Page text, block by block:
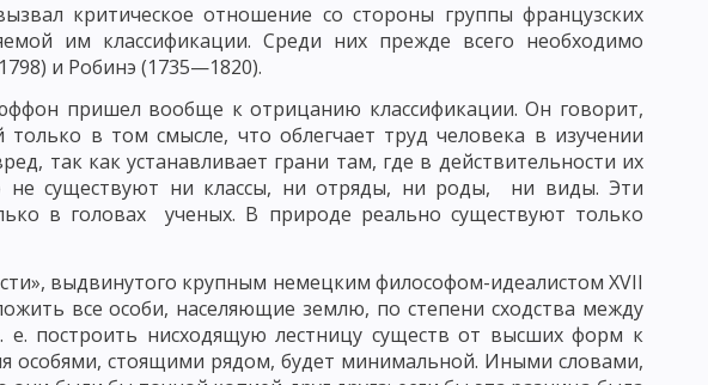
МИКРООРГАНИЗМОВ ФЕРМЕНТЫ
И РАЗМНОЖЕНИЕ МИКРООРГАНИЗМОВ
ФОРМ КУЛЬТИВИРОВАНИЕ АКТИНОМИЦЕТОВ И ГРИБОВ
ЛАБОРАТОРИЯ
НОРМАЛЬНАЯ МИКРОФЛОРА ЧЕЛОВЕКА
АЗОТА В ПРИРОДЕ КРУГОВОРОТ СЕРЫ, ФОСФОРА И ЖЕЛЕЗА
ХИМИЧЕСКИХ ФАКТОРОВ ДЕЙСТВИЕ БИОЛОГИЧЕСКИХ ФАКТОРОВ
критическое отношение со стороны группы французских
им классификации. Среди них прежде всего необходимо
и Робинэ (1735—1820).
пришел вообще к отрицанию классификации. Он говорит,
только в том смысле, что облегчает труд человека в изучении
так как устанавливает грани там, где в действительности их
не существуют ни классы, ни отряды, ни роды, ни виды. Эти
в головах ученых. В природе реально существуют только
выдвинутого крупным немецким философом-идеалистом XVII
все особи, населяющие землю, по степени сходства между
построить нисходящую лестницу существ от высших форм к
особями, стоящими рядом, будет минимальной. Иными словами,